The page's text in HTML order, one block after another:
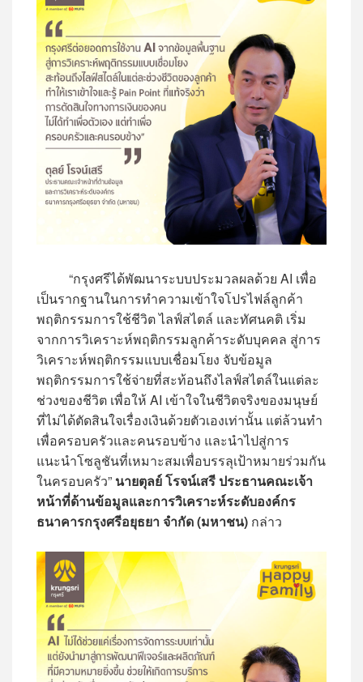
“กรุงศรีได้พัฒนาระบบประมวลผลด้วย AI เพื่อ
เป็นรากฐานในการทำความเข้าใจโปรไฟล์ลูกค้า
พฤติกรรมการใช้ชีวิต ไลฟ์สไตล์ และทัศนคติ เริ่ม
จากการวิเคราะห์พฤติกรรมลูกค้าระดับบุคคล สู่การ
วิเคราะห์พฤติกรรมแบบเชื่อมโยง จับข้อมูล
พฤติกรรมการใช้จ่ายที่สะท้อนถึงไลฟ์สไตล์ในแต่ละ
ช่วงของชีวิต เพื่อให้ AI เข้าใจในชีวิตจริงของมนุษย์
ที่ไม่ได้ตัดสินใจเรื่องเงินด้วยตัวเองเท่านั้น แต่ล้วนทำ
เพื่อครอบครัวและคนรอบข้าง และนำไปสู่การ
แนะนำโซลูชันที่เหมาะสมเพื่อบรรลุเป้าหมายร่วมกัน
ในครอบครัว” นายตุลย์ โรจน์เสรี ประธานคณะเจ้า
หน้าที่ด้านข้อมูลและการวิเคราะห์ระดับองค์กร
ธนาคารกรุงศรีอยุธยา จำกัด (มหาชน) กล่าว